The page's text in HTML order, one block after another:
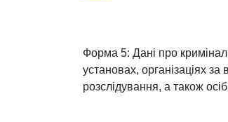
Форма 5: Дані про
установах, організаціях за
розслідування, а також